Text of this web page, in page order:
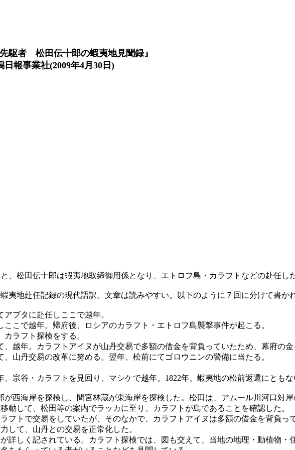
駆者 松田伝十郎の蝦夷地見聞録』
報事業社(2009年4月30日)
、松田伝十郎は蝦夷地取締御用係となり、エトロフ島・カラフトなどの赴任し
夷地赴任記録の現代語訳。文章は読みやすい。以下のように７回に分けて書か
ブタに赴任しここで越年。
こで越年。帰府後、ロシアのカラフト・エトロフ島襲撃事件が起こる。
ラフト探検をする。
越年。カラフトアイヌが山丹交易で多額の借金を背負っていたため、幕府の金
山丹交易の改革に努める。翌年、松前にてゴロウニンの警備に当たる。
宗谷・カラフトを見回り、マシケで越年。1822年、蝦夷地の松前返還にともな
西海岸を探検し、間宮林蔵が東海岸を探検した。松田は、アムール川河口対
動して、松田等の案内でラッカに至り、カラフトが島であることを確認した。
フトで交易をしていたが、そのなかで、カラフトアイヌは多額の借金を背負っ
して、山丹との交易を正常化した。
詳しく記されている。カラフト探検では、図も交えて、当地の地理・動植物